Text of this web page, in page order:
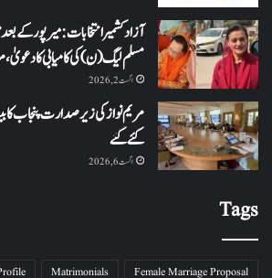
آزاد کشمیر انتخابات: میرپور کے
مسلم لیگ (ن) کی کامیابی کا
اگست 2, 2026
کئے گئے
اگست 6, 2026
Tags
Female Marriage Proposal
Matrimonials